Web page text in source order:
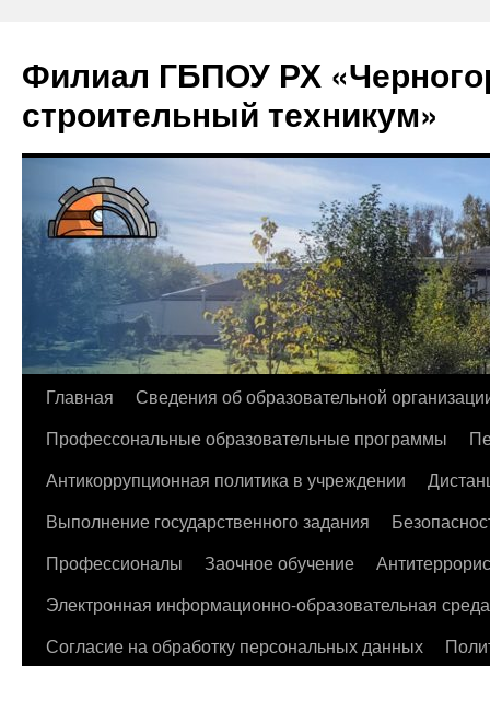
Филиал ГБПОУ РХ
строительный техникум»
Перейти
содержимому
Главная
Сведения об образовательной
Профессональные образовательные программы
Антикоррупционная политика в учреждении
Выполнение государственного задания
Профессионалы
Заочное обучение
Электронная информационно-образовательная среда
Согласие на обработку персональных данных